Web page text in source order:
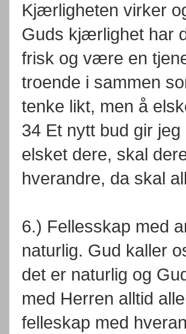
Kjærligheten virker
Guds kjærlighet har
frisk og være en
troende i sammen
tenke likt, men å
34 Et nytt bud gir
elsket dere, skal
hverandre, da skal
6.) Fellesskap med
naturlig. Gud kaller
det er naturlig og
med Herren alltid
felleskap med